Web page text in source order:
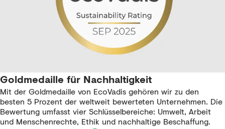
Goldmedaille für Nachhaltigkeit
Mit der Goldmedaille von EcoVadis gehören wir zu den
besten 5 Prozent der weltweit bewerteten Unternehmen. Die
Bewertung umfasst vier Schlüsselbereiche: Umwelt, Arbeit
und Menschenrechte, Ethik und nachhaltige Beschaffung.